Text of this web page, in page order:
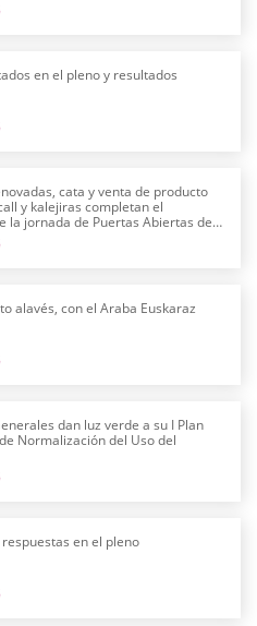
en el pleno y resultados
cata y venta de producto
y kalejiras completan el
la jornada de Puertas Abiertas de
alavés, con el Araba Euskaraz
dan luz verde a su I Plan
Normalización del Uso del
en el pleno